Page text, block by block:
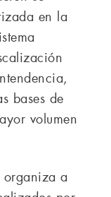
en la
bases de
volumen
organiza a